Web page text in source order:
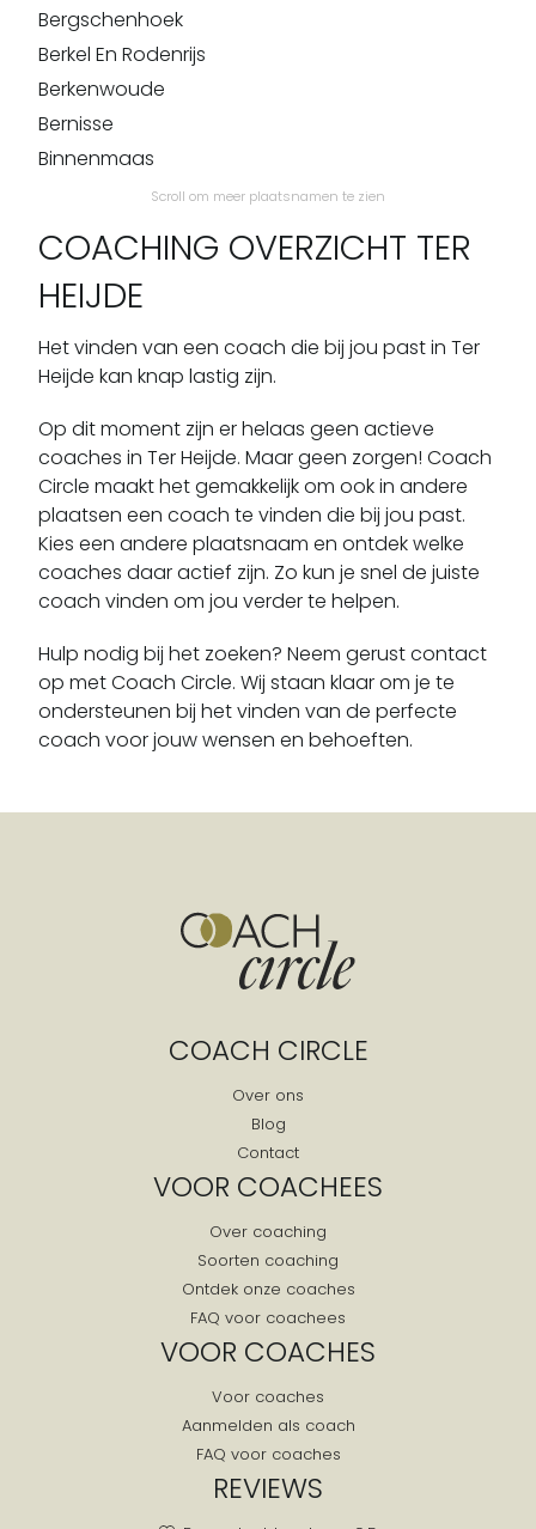
Bergschenhoek
Berkel En Rodenrijs
Berkenwoude
Bernisse
Binnenmaas
Bodegraven
Boskoop
Brandwijk
Capelle Aan Den Ijssel
Cromstrijen
Dalem
De Lier
De Rijndijk
De Zilk
Delfgauw
Delft
Den Bommel
Den Haag
Dirksland
Giessenlanden
Groot-ammers
Hardinxveld-giessendam
Hazerswoude Dorp
Hazerswoude Rijndijk
Scroll om meer plaatsnamen te zien
COACHING OVERZICHT TER
HEIJDE
Het vinden van een coach die bij jou past in Ter
Heijde kan knap lastig zijn.
Op dit moment zijn er helaas geen actieve
coaches in Ter Heijde. Maar geen zorgen! Coach
Circle maakt het gemakkelijk om ook in andere
plaatsen een coach te vinden die bij jou past.
Kies een andere plaatsnaam en ontdek welke
coaches daar actief zijn. Zo kun je snel de juiste
coach vinden om jou verder te helpen.
Hulp nodig bij het zoeken? Neem gerust contact
op met Coach Circle. Wij staan klaar om je te
ondersteunen bij het vinden van de perfecte
coach voor jouw wensen en behoeften.
COACH CIRCLE
Over ons
Blog
Contact
VOOR COACHEES
Over coaching
Soorten coaching
Ontdek onze coaches
FAQ voor coachees
VOOR COACHES
Voor coaches
Aanmelden als coach
FAQ voor coaches
REVIEWS